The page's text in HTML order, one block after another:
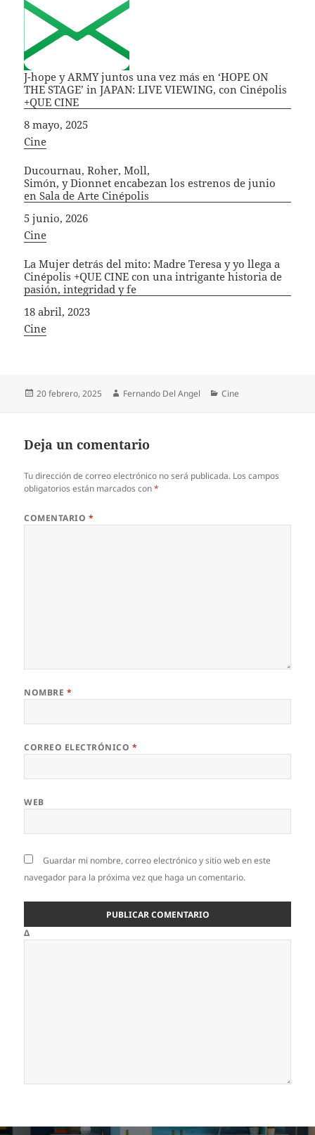
J-hope y ARMY juntos una vez más en ‘HOPE ON
THE STAGE’ in JAPAN: LIVE VIEWING, con Cinépolis
+QUE CINE
Fecha
8 mayo, 2025
In relation to
Cine
Ducournau, Roher, Moll,
Simón, y Dionnet encabezan los estrenos de junio
en Sala de Arte Cinépolis
Fecha
5 junio, 2026
In relation to
Cine
La Mujer detrás del mito: Madre Teresa y yo llega a
Cinépolis +QUE CINE con una intrigante historia de
pasión, integridad y fe
Fecha
18 abril, 2023
In relation to
Cine
Publicado
20 febrero, 2025 Autor
Fernando Del Angel Categorías
Cine
Deja un comentario
Tu dirección de correo electrónico no será publicada. Los campos
obligatorios están marcados con*
COMENTARIO *
NOMBRE *
CORREO ELECTRÓNICO *
WEB
Guardar mi nombre, correo electrónico y sitio web en este
navegador para la próxima vez que haga un comentario.
Δ